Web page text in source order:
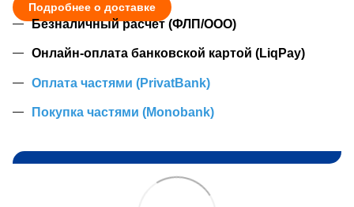
Подробнее о доставке
Безналичный расчет (ФЛП/ООО)
Онлайн-оплата банковской картой (LiqPay)
Оплата частями (PrivatBank)
Покупка частями (Monobank)